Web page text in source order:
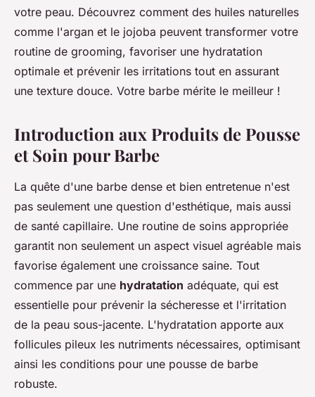
votre peau. Découvrez comment des huiles naturelles
comme l'argan et le jojoba peuvent transformer votre
routine de grooming, favoriser une hydratation
optimale et prévenir les irritations tout en assurant
une texture douce. Votre barbe mérite le meilleur !
Introduction aux Produits de Pousse
et Soin pour Barbe
La quête d'une barbe dense et bien entretenue n'est
pas seulement une question d'esthétique, mais aussi
de santé capillaire. Une routine de soins appropriée
garantit non seulement un aspect visuel agréable mais
favorise également une croissance saine. Tout
commence par une hydratation adéquate, qui est
essentielle pour prévenir la sécheresse et l'irritation
de la peau sous-jacente. L'hydratation apporte aux
follicules pileux les nutriments nécessaires, optimisant
ainsi les conditions pour une pousse de barbe
robuste.